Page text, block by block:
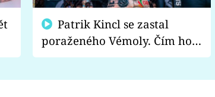
poraženého Vémoly. Čím ho
fanoušci naštvali?